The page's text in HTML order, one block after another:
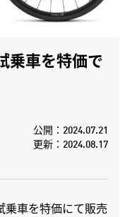
乗車を特価で
公開：2024.07.21
更新：2024.08.17
乗車を特価にて販売